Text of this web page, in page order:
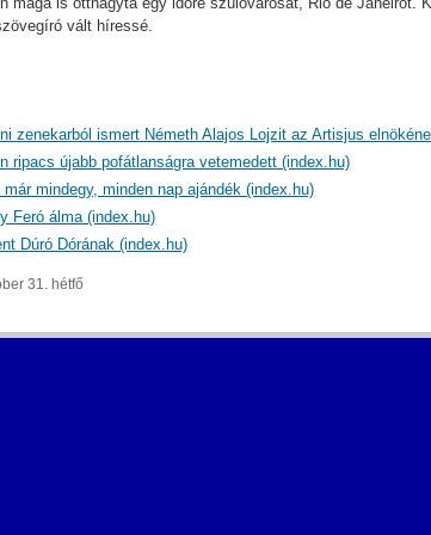
vált híressé.
zenekarból ismert Németh Alajos Lojzit az Artisjus
ripacs újabb pofátlanságra vetemedett (index.hu)
mindegy, minden nap ajándék (index.hu)
Feró álma (index.hu)
Dúró Dórának (index.hu)
31. hétfő